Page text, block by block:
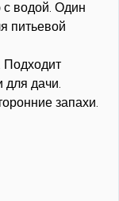
с водой. Один
питьевой
для дачи.
запахи.